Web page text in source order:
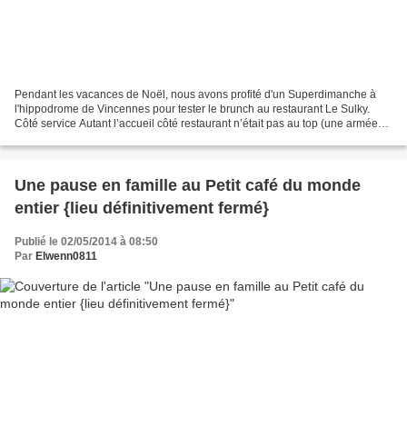
Pendant les vacances de Noël, nous avons profité d'un Superdimanche à
l'hippodrome de Vincennes pour tester le brunch au restaurant Le Sulky.
Côté service Autant l’accueil côté restaurant n’était pas au top (une armée
Une pause en famille au Petit café du monde
entier {lieu définitivement fermé}
Publié le 02/05/2014 à 08:50
Par Elwenn0811